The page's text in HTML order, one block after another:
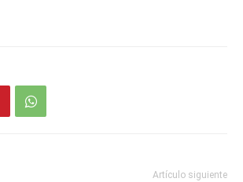
Artículo siguiente